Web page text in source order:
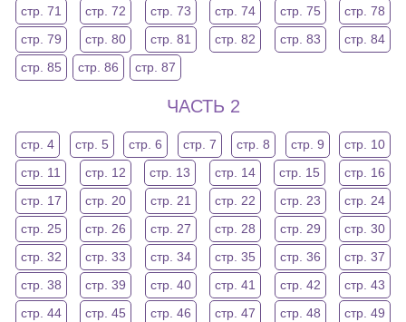
стр. 71
стр. 72 стр. 73 стр. 74 стр. 75
стр. 78
стр. 79
стр. 80 стр. 81 стр. 82 стр. 83
стр. 84
стр. 85
стр. 86 стр. 87
ЧАСТЬ 2
стр. 4 стр. 5 стр. 6 стр. 7 стр. 8 стр. 9
стр. 10
стр. 11
стр. 12 стр. 13 стр. 14 стр. 15
стр. 16
стр. 17
стр. 20 стр. 21 стр. 22 стр. 23
стр. 24
стр. 25
стр. 26 стр. 27 стр. 28 стр. 29
стр. 30
стр. 32
стр. 33 стр. 34 стр. 35 стр. 36
стр. 37
стр. 38
стр. 39 стр. 40 стр. 41 стр. 42
стр. 43
стр. 44
стр. 45 стр. 46 стр. 47 стр. 48
стр. 49